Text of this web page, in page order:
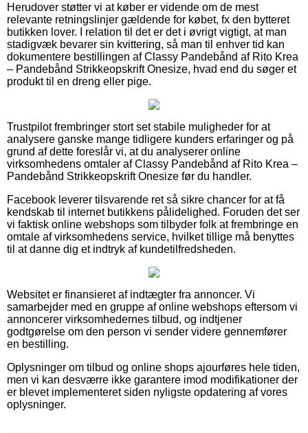
Herudover støtter vi at køber er vidende om de mest
relevante retningslinjer gældende for købet, fx den bytteret
butikken lover. I relation til det er det i øvrigt vigtigt, at man
stadigvæk bevarer sin kvittering, så man til enhver tid kan
dokumentere bestillingen af Classy Pandebånd af Rito Krea
– Pandebånd Strikkeopskrift Onesize, hvad end du søger et
produkt til en dreng eller pige.
Trustpilot frembringer stort set stabile muligheder for at
analysere ganske mange tidligere kunders erfaringer og på
grund af dette foreslår vi, at du analyserer online
virksomhedens omtaler af Classy Pandebånd af Rito Krea –
Pandebånd Strikkeopskrift Onesize før du handler.
Facebook leverer tilsvarende ret så sikre chancer for at få
kendskab til internet butikkens pålidelighed. Foruden det ser
vi faktisk online webshops som tilbyder folk at frembringe en
omtale af virksomhedens service, hvilket tillige må benyttes
til at danne dig et indtryk af kundetilfredsheden.
Websitet er finansieret af indtægter fra annoncer. Vi
samarbejder med en gruppe af online webshops eftersom vi
annoncerer virksomhedernes tilbud, og indtjener
godtgørelse om den person vi sender videre gennemfører
en bestilling.
Oplysninger om tilbud og online shops ajourføres hele tiden,
men vi kan desværre ikke garantere imod modifikationer der
er blevet implementeret siden nyligste opdatering af vores
oplysninger.